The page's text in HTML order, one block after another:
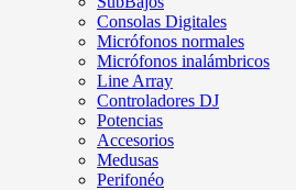
Consolas Digitales
Micrófonos normales
Micrófonos inalámbricos
Line Array
Controladores DJ
Potencias
Accesorios
Medusas
Perifonéo